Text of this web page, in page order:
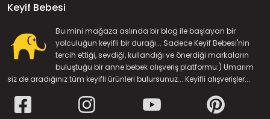
Keyif Bebesi
Bu mini mağaza aslında bir blog ile başlayan bir
yolculuğun keyifli bir durağı... Sadece Keyif Bebesi'nin
tercih ettiği, sevdiği, kullandığı ve önerdiği markaların
buluştuğu bir anne bebek alışveriş platformu:) Umarım
siz de aradığınız tüm keyifli ürünleri bulursunuz... Keyifli alışverişler...